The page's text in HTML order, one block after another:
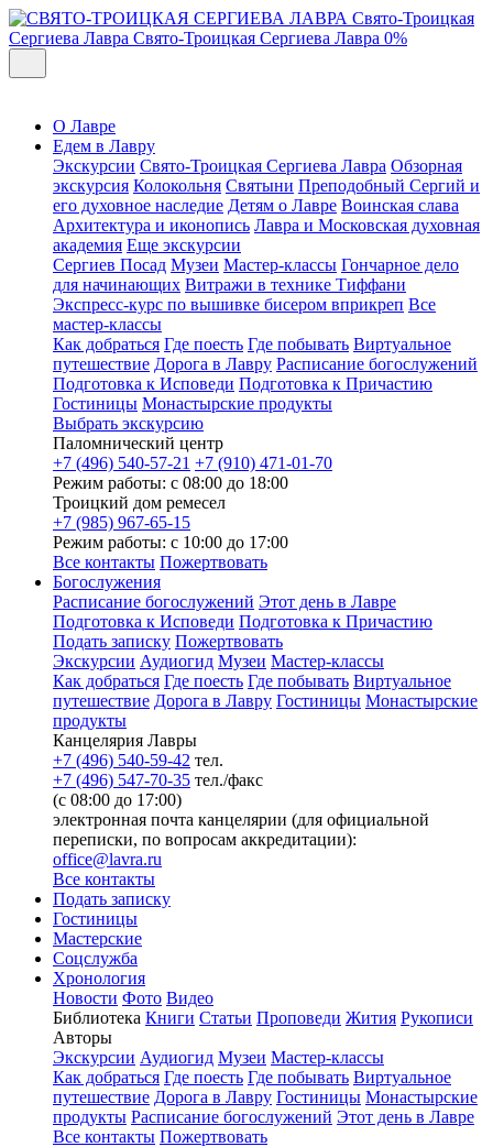
Свято-Троицкая
Сергиева Лавра Свято-Троицкая Сергиева Лавра 0%
О Лавре
Едем в Лавру
Экскурсии Свято-Троицкая Сергиева Лавра Обзорная
экскурсия Колокольня Святыни Преподобный Сергий и
его духовное наследие Детям о Лавре Воинская слава
Архитектура и иконопись Лавра и Московская духовная
академия Еще экскурсии
Сергиев Посад Музеи Мастер-классы Гончарное дело
для начинающих Витражи в технике Тиффани
Экспресс-курс по вышивке бисером вприкреп Все
мастер-классы
Как добраться Где поесть Где побывать Виртуальное
путешествие Дорога в Лавру Расписание богослужений
Подготовка к Исповеди Подготовка к Причастию
Гостиницы Монастырские продукты
Выбрать экскурсию
Паломнический центр
+7 (496) 540-57-21 +7 (910) 471-01-70
Режим работы: с 08:00 до 18:00
Троицкий дом ремесел
+7 (985) 967-65-15
Режим работы: с 10:00 до 17:00
Все контакты Пожертвовать
Богослужения
Расписание богослужений Этот день в Лавре
Подготовка к Исповеди Подготовка к Причастию
Подать записку Пожертвовать
Экскурсии Аудиогид Музеи Мастер-классы
Как добраться Где поесть Где побывать Виртуальное
путешествие Дорога в Лавру Гостиницы Монастырские
продукты
Канцелярия Лавры
+7 (496) 540-59-42 тел.
+7 (496) 547-70-35 тел./факс
(с 08:00 до 17:00)
электронная почта канцелярии (для официальной
переписки, по вопросам аккредитации):
office@lavra.ru
Все контакты
Подать записку
Гостиницы
Мастерские
Соцслужба
Хронология
Новости Фото Видео
Библиотека Книги Статьи Проповеди Жития Рукописи
Авторы
Экскурсии Аудиогид Музеи Мастер-классы
Как добраться Где поесть Где побывать Виртуальное
путешествие Дорога в Лавру Гостиницы Монастырские
продукты Расписание богослужений Этот день в Лавре
Все контакты Пожертвовать